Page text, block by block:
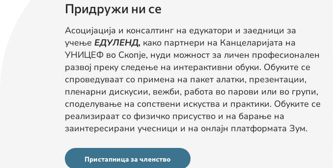
Придружи ни се
Асоцијација и консалтинг на едукатори и заедници за
учење ЕДУЛЕНД, како партнери на Канцеларијата на
УНИЦЕФ во Скопје, нуди можност за личен професионален
развој преку следење на интерактивни обуки. Обуките се
спроведуваат со примена на пакет алатки, презентации,
пленарни дискусии, вежби, работа во парови или во групи,
споделување на сопствени искуства и практики. Обуките се
реализираат со физичко присуство и на барање на
заинтересирани учесници и на онлајн платформата Зум.
Пристапница за членство